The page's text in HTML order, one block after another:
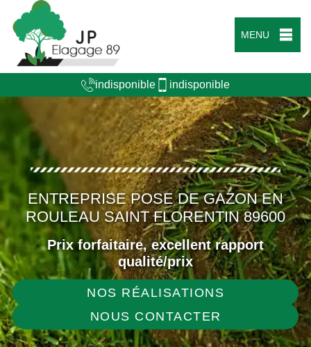
MENU
indisponible indisponible
ENTREPRISE POSE DE GAZON EN
ROULEAU SAINT FLORENTIN 89600
Prix forfaitaire, excellent rapport
qualité/prix
NOS RÉALISATIONS
NOUS CONTACTER